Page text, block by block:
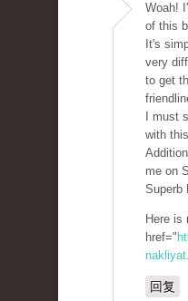
Woah!
of this
It's
very
to get
I must
with
me on
Superb
Here is
href="
回复